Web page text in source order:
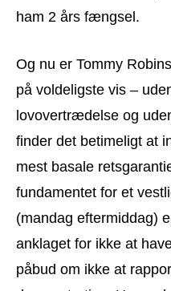
ham 2 års fængsel.
Og nu er Tommy
på voldeligste vis –
lovovertrædelse og
finder det betimeligt at
mest basale
fundamentet for et
(mandag eftermiddag)
anklaget for ikke at
påbud om ikke at